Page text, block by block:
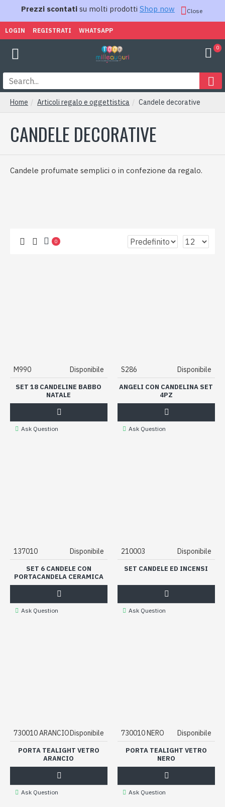
Prezzi scontati su molti prodotti Shop now Close
LOGIN REGISTRATI WHATSAPP
0
Home Articoli regalo e oggettistica Candele decorative
CANDELE DECORATIVE
Candele profumate semplici o in confezione da regalo.
0
M990 Disponibile
SET 18 CANDELINE BABBO
NATALE
Ask Question
S286 Disponibile
ANGELI CON CANDELINA SET
4PZ
Ask Question
137010 Disponibile
SET 6 CANDELE CON
PORTACANDELA CERAMICA
Ask Question
210003 Disponibile
SET CANDELE ED INCENSI
Ask Question
730010 ARANCIODisponibile
PORTA TEALIGHT VETRO
ARANCIO
Ask Question
730010 NERO Disponibile
PORTA TEALIGHT VETRO
NERO
Ask Question